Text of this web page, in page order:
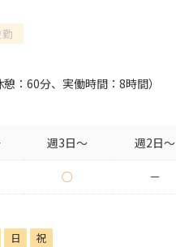
：60分、実働時間：8時間）
週3日～ 週2日～
○ －
日 祝